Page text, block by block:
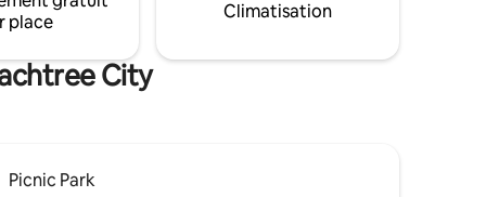
nous espérons que vous vous sentirez
place
Climatisation
City
Picnic Park